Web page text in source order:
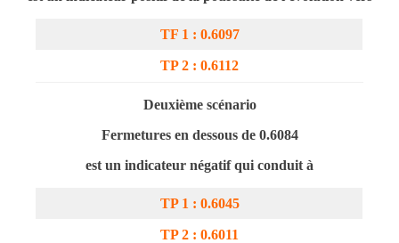
TF 1 : 0.6097
TP 2 : 0.6112
Deuxième scénario
Fermetures en dessous de 0.6084
est un indicateur négatif qui conduit à
TP 1 : 0.6045
TP 2 : 0.6011